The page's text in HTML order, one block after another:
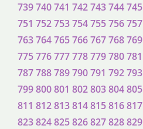
739740741 742743744745
751 752753754755756757
763764765766767768769
775776777778779780781
787788789790791 792793
799800801 802803804805
811 812813814815816817
823824825826827828829